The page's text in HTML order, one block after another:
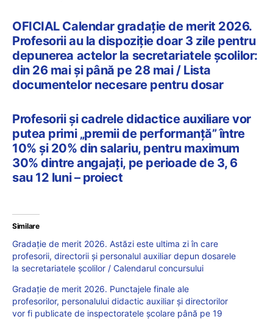
OFICIAL Calendar gradație de merit 2026.
Profesorii au la dispoziție doar 3 zile pentru
depunerea actelor la secretariatele școlilor:
din 26 mai și până pe 28 mai / Lista
documentelor necesare pentru dosar
Profesorii și cadrele didactice auxiliare vor
putea primi „premii de performanță” între
10% și 20% din salariu, pentru maximum
30% dintre angajați, pe perioade de 3, 6
sau 12 luni – proiect
Similare
Gradație de merit 2026. Astăzi este ultima zi în care
profesorii, directorii și personalul auxiliar depun dosarele
la secretariatele școlilor / Calendarul concursului
Gradație de merit 2026. Punctajele finale ale
profesorilor, personalului didactic auxiliar și directorilor
vor fi publicate de inspectoratele școlare până pe 19